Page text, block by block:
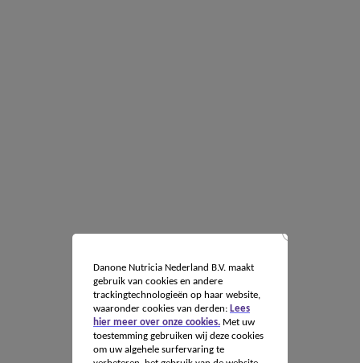
Danone Nutricia Nederland B.V. maakt
gebruik van cookies en andere
trackingtechnologieën op haar website,
waaronder cookies van derden: Lees
hier meer over onze cookies.Met uw
toestemming gebruiken wij deze cookies
om uw algehele surfervaring te